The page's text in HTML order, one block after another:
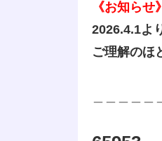
《お知らせ》
2026.4.1よ
ご理解のほ